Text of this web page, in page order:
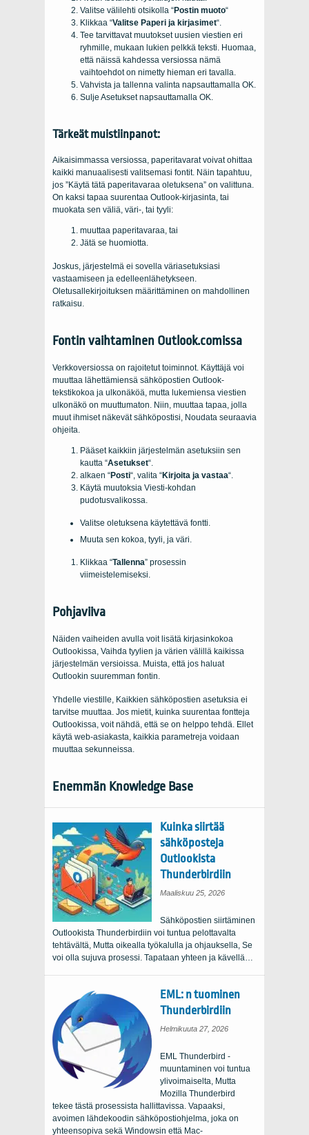
Valitse välilehti otsikolla “Postin muoto“
Klikkaa “Valitse Paperi ja kirjasimet“.
Tee tarvittavat muutokset uusien viestien eri
ryhmille, mukaan lukien pelkkä teksti. Huomaa,
että näissä kahdessa versiossa nämä
vaihtoehdot on nimetty hieman eri tavalla.
Vahvista ja tallenna valinta napsauttamalla OK.
Sulje Asetukset napsauttamalla OK.
Tärkeät muistiinpanot:
Aikaisimmassa versiossa, paperitavarat voivat ohittaa
kaikki manuaalisesti valitsemasi fontit. Näin tapahtuu,
jos ”Käytä tätä paperitavaraa oletuksena” on valittuna.
On kaksi tapaa suurentaa Outlook-kirjasinta, tai
muokata sen väliä, väri-, tai tyyli:
muuttaa paperitavaraa, tai
Jätä se huomiotta.
Joskus, järjestelmä ei sovella väriasetuksiasi
vastaamiseen ja edelleenlähetykseen.
Oletusallekirjoituksen määrittäminen on mahdollinen
ratkaisu.
Fontin vaihtaminen Outlook.comissa
Verkkoversiossa on rajoitetut toiminnot. Käyttäjä voi
muuttaa lähettämiensä sähköpostien Outlook-
tekstikokoa ja ulkonäköä, mutta lukemiensa viestien
ulkonäkö on muuttumaton. Niin, muuttaa tapaa, jolla
muut ihmiset näkevät sähköpostisi, Noudata seuraavia
ohjeita.
Pääset kaikkiin järjestelmän asetuksiin sen
kautta “Asetukset“.
alkaen “Posti“, valita “Kirjoita ja vastaa“.
Käytä muutoksia Viesti-kohdan
pudotusvalikossa.
Valitse oletuksena käytettävä fontti.
Muuta sen kokoa, tyyli, ja väri.
Klikkaa “Tallenna” prosessin
viimeistelemiseksi.
Pohjaviiva
Näiden vaiheiden avulla voit lisätä kirjasinkokoa
Outlookissa, Vaihda tyylien ja värien välillä kaikissa
järjestelmän versioissa. Muista, että jos haluat
Outlookin suuremman fontin.
Yhdelle viestille, Kaikkien sähköpostien asetuksia ei
tarvitse muuttaa. Jos mietit, kuinka suurentaa fontteja
Outlookissa, voit nähdä, että se on helppo tehdä. Ellet
käytä web-asiakasta, kaikkia parametreja voidaan
muuttaa sekunneissa.
Enemmän Knowledge Base
Kuinka siirtää
sähköposteja
Outlookista
Thunderbirdiin
Maaliskuu 25, 2026
Sähköpostien siirtäminen
Outlookista Thunderbirdiin voi tuntua pelottavalta
tehtävältä, Mutta oikealla työkalulla ja ohjauksella, Se
voi olla sujuva prosessi. Tapataan yhteen ja kävellä…
EML: n tuominen
Thunderbirdiin
Helmikuuta 27, 2026
EML Thunderbird -
muuntaminen voi tuntua
ylivoimaiselta, Mutta
Mozilla Thunderbird
tekee tästä prosessista hallittavissa. Vapaaksi,
avoimen lähdekoodin sähköpostiohjelma, joka on
yhteensopiva sekä Windowsin että Mac-